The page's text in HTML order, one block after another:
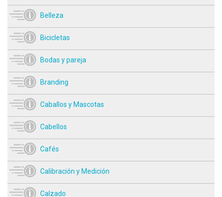
Belleza
Bicicletas
Bodas y pareja
Branding
Caballos y Mascotas
Cabellos
Cafés
Calibración y Medición
Calzado